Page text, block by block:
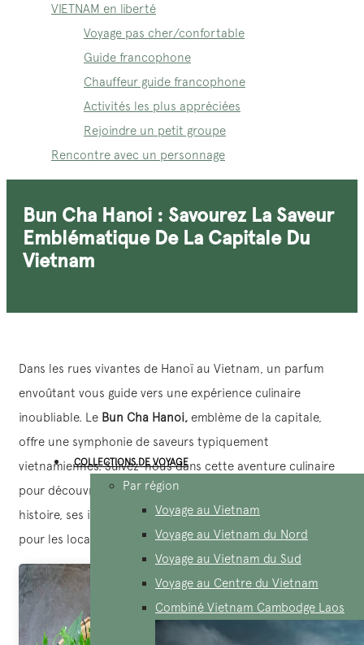
VIETNAM en liberté
Voyage pas cher/confortable
Guide francophone
Chauffeur guide francophone
Activités les plus appréciées
Rejoindre un petit groupe
Rencontre avec un personnage
COLLECTIONS DE VOYAGE
Par région
Voyage au Vietnam
Voyage au Vietnam du Nord
Voyage au Vietnam du Sud
Voyage au Centre du Vietnam
Combiné Vietnam Cambodge Laos
Bun Cha Hanoi : Savourez La Saveur
Emblématique De La Capitale Du
Vietnam
Dans les rues vivantes de Hanoï au Vietnam, un parfum
envoûtant vous guide vers une expérience culinaire
inoubliable. Le Bun Cha Hanoi, emblème de la capitale,
offre une symphonie de saveurs typiquement
vietnamiennes. Suivez-nous dans cette aventure culinaire
pour découvrir les mystères de ce plat emblématique, son
histoire, ses ingrédients et son rôle culturel important
pour les locaux et les touristes.